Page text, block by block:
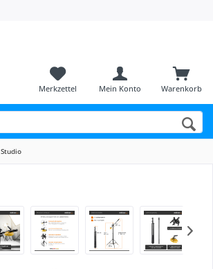
Warenkorb
Merkzettel Mein Konto
Studio